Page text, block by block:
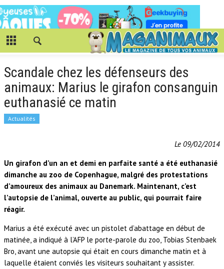
Scandale chez les défenseurs des
animaux: Marius le girafon consanguin
euthanasié ce matin
Actualités
Le 09/02/2014
Un girafon d’un an et demi en parfaite santé a été euthanasié
dimanche au zoo de Copenhague, malgré des protestations
d’amoureux des animaux au Danemark. Maintenant, c’est
l’autopsie de l’animal, ouverte au public, qui pourrait faire
réagir.
Marius a été exécuté avec un pistolet d’abattage en début de
matinée, a indiqué à l’AFP le porte-parole du zoo, Tobias Stenbaek
Bro, avant une autopsie qui était en cours dimanche matin et à
laquelle étaient conviés les visiteurs souhaitant y assister.